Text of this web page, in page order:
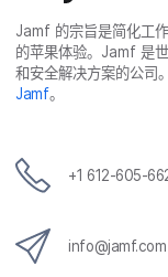
Jamf 的​宗旨​是​简化​工
的​苹果​体验。 Jamf是​
和​安全​解决​方案​的​公司
Jamf。
+1 612-605-
info@jamf.com